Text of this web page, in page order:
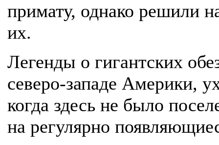
примату, однако решили
их.
Легенды о гигантских
северо-западе Америки,
когда здесь не было
на регулярно